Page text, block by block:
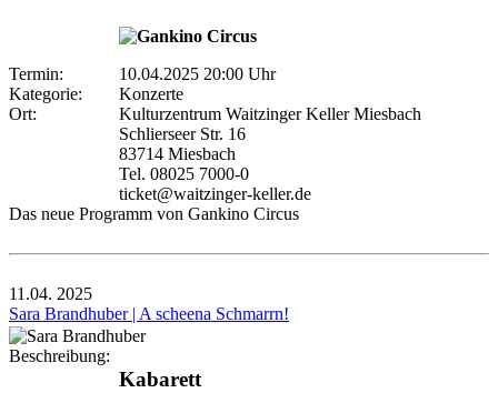
Termin:
10.04.2025 20:00 Uhr
Kategorie:
Konzerte
Ort:
Kulturzentrum Waitzinger Keller Miesbach
Schlierseer Str. 16
83714 Miesbach
Tel. 08025 7000-0
ticket@waitzinger-keller.de
Das neue Programm von Gankino Circus
11.04. 2025
Sara Brandhuber | A scheena Schmarrn!
Beschreibung:
Kabarett